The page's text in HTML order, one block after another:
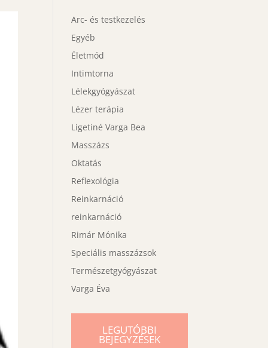
Arc- és testkezelés
Egyéb
Életmód
Intimtorna
Lélekgyógyászat
Lézer terápia
Ligetiné Varga Bea
Masszázs
Oktatás
Reflexológia
Reinkarnáció
reinkarnáció
Rimár Mónika
Speciális masszázsok
Természetgyógyászat
Varga Éva
LEGUTÓBBI
BEJEGYZÉSEK